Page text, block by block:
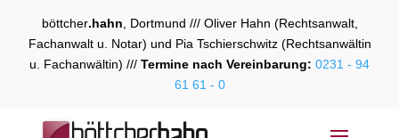
böttcher.hahn , Dortmund /// Oliver Hahn (Rechtsanwalt,
Fachanwalt u. Notar) und Pia Tschierschwitz (Rechtsanwältin
u. Fachanwältin) /// Termine nach Vereinbarung: 0231 - 94
61 61 - 0